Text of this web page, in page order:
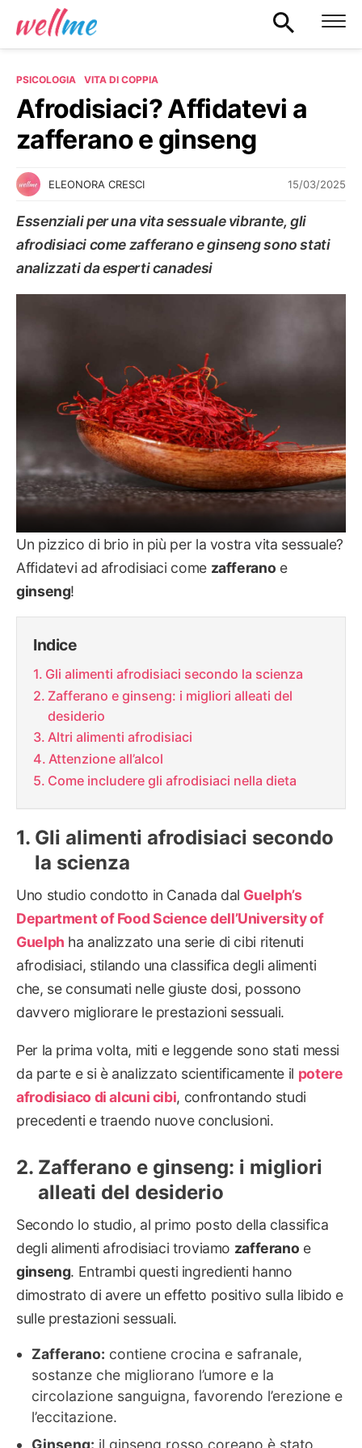
PSICOLOGIA VITA DI COPPIA
Afrodisiaci? Affidatevi a
zafferano e ginseng
ELEONORA CRESCI 15/03/2025
Essenziali per una vita sessuale vibrante, gli
afrodisiaci come zafferano e ginseng sono stati
analizzati da esperti canadesi
Un pizzico di brio in più per la vostra vita sessuale?
Affidatevi ad afrodisiaci come zafferano e
ginseng!
Indice
Gli alimenti afrodisiaci secondo la scienza
Zafferano e ginseng: i migliori alleati del
desiderio
Altri alimenti afrodisiaci
Attenzione all’alcol
Come includere gli afrodisiaci nella dieta
Gli alimenti afrodisiaci secondo
la scienza
Uno studio condotto in Canada dal Guelph’s
Department of Food Science dell’University of
Guelph ha analizzato una serie di cibi ritenuti
afrodisiaci, stilando una classifica degli alimenti
che, se consumati nelle giuste dosi, possono
davvero migliorare le prestazioni sessuali.
Per la prima volta, miti e leggende sono stati messi
da parte e si è analizzato scientificamente il potere
afrodisiaco di alcuni cibi, confrontando studi
precedenti e traendo nuove conclusioni.
Zafferano e ginseng: i migliori
alleati del desiderio
Secondo lo studio, al primo posto della classifica
degli alimenti afrodisiaci troviamo zafferano e
ginseng. Entrambi questi ingredienti hanno
dimostrato di avere un effetto positivo sulla libido e
sulle prestazioni sessuali.
Zafferano: contiene crocina e safranale,
sostanze che migliorano l’umore e la
circolazione sanguigna, favorendo l’erezione e
l’eccitazione.
Ginseng: il ginseng rosso coreano è stato